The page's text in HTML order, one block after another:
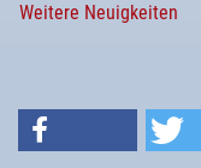
Weitere Neuigkeiten